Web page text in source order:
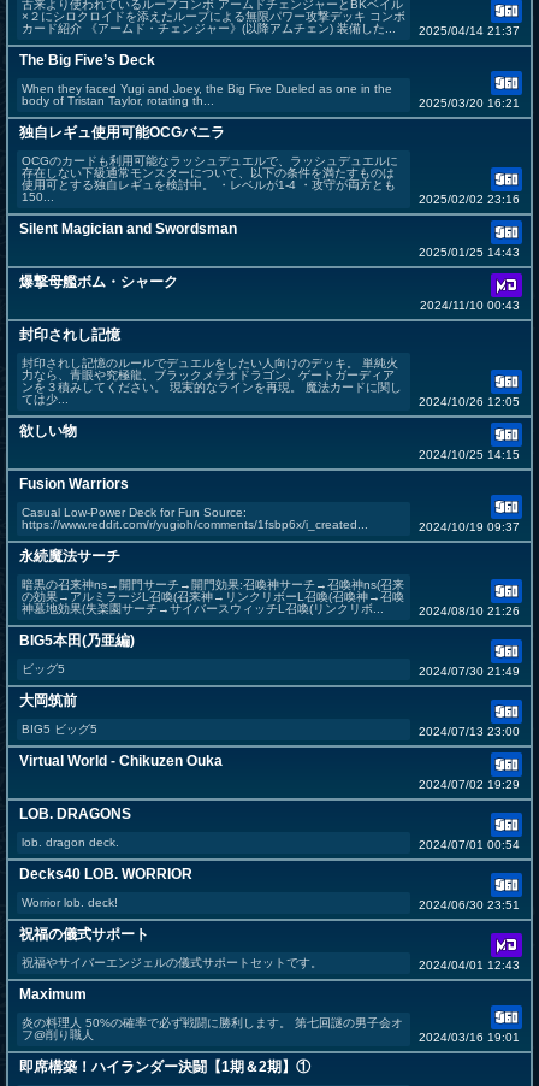
古来より使われているループコンボ アームドチェンジャーとBKベイル
×２にシロクロイドを添えたループによる無限パワー攻撃デッキ コンボ
カード紹介 《アームド・チェンジャー》(以降アムチェン) 装備した...
2025/04/14 21:37
The Big Five’s Deck
When they faced Yugi and Joey, the Big Five Dueled as one in the
body of Tristan Taylor, rotating th...
2025/03/20 16:21
独自レギュ使用可能OCGバニラ
OCGのカードも利用可能なラッシュデュエルで、ラッシュデュエルに
存在しない下級通常モンスターについて、以下の条件を満たすものは
使用可とする独自レギュを検討中。 ・レベルが1-4 ・攻守が両方とも
150...
2025/02/02 23:16
Silent Magician and Swordsman
2025/01/25 14:43
爆撃母艦ボム・シャーク
2024/11/10 00:43
封印されし記憶
封印されし記憶のルールでデュエルをしたい人向けのデッキ。 単純火
力なら、青眼や究極龍、ブラックメテオドラゴン、ゲートガーディア
ンを３積みしてください。 現実的なラインを再現。 魔法カードに関し
ては少...
2024/10/26 12:05
欲しい物
2024/10/25 14:15
Fusion Warriors
Casual Low-Power Deck for Fun Source:
https://www.reddit.com/r/yugioh/comments/1fsbp6x/i_created...
2024/10/19 09:37
永続魔法サーチ
暗黒の召来神ns→開門サーチ→開門効果:召喚神サーチ→召喚神ns(召来
の効果→アルミラージL召喚(召来神→リンクリボーL召喚(召喚神→召喚
神墓地効果(失楽園サーチ→サイバースウィッチL召喚(リンクリボ...
2024/08/10 21:26
BIG5本田(乃亜編)
ビッグ5 2024/07/30 21:49
大岡筑前
BIG5 ビッグ5 2024/07/13 23:00
Virtual World - Chikuzen Ouka
2024/07/02 19:29
LOB. DRAGONS
lob. dragon deck. 2024/07/01 00:54
Decks40 LOB. WORRIOR
Worrior lob. deck! 2024/06/30 23:51
祝福の儀式サポート
祝福やサイバーエンジェルの儀式サポートセットです。 2024/04/01 12:43
Maximum
炎の料理人 50%の確率で必ず戦闘に勝利します。 第七回謎の男子会オ
フ@削り職人
2024/03/16 19:01
即席構築！ハイランダー決闘【1期＆2期】①